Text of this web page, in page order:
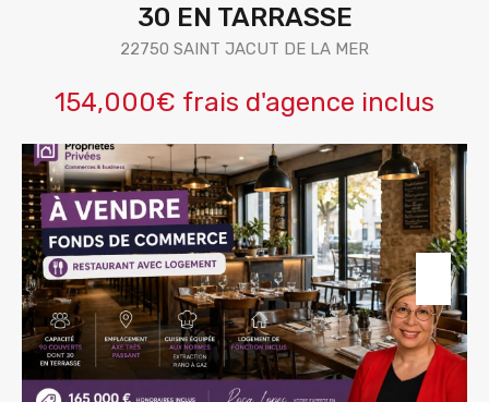
30 EN TARRASSE
22750 SAINT JACUT DE LA MER
154,000€ frais d'agence inclus